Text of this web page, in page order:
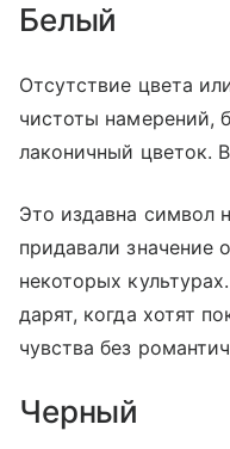
Белый
Отсутствие цвета
чистоты намерений,
лаконичный цветок.
Это издавна символ
придавали значение
некоторых
дарят, когда хотят
чувства без
Черный